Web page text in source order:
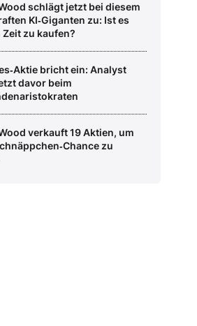
schlägt jetzt bei diesem
KI‑Giganten zu: Ist es
zu kaufen?
bricht ein: Analyst
davor beim
verkauft 19 Aktien, um
zu